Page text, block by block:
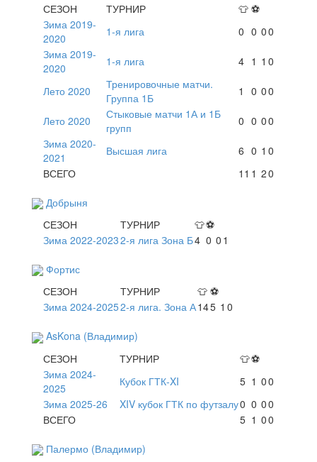
СЕЗОН
ТУРНИР 👕 ⚽
Зима 2019-
2020
1-я лига 0 0 00
Зима 2019-
2020
1-я лига 4 1 1 0
Лето 2020
Тренировочные матчи.
Группа 1Б
1 0 00
Лето 2020
Стыковые матчи 1А и 1Б
групп
0 0 00
Зима 2020-
2021
Высшая лига 6 0 1 0
ВСЕГО
11 1 20
Добрыня
СЕЗОН
ТУРНИР 👕⚽
Зима 2022-20232-я лига Зона Б4 0 0 1
Фортис
СЕЗОН
ТУРНИР 👕 ⚽
Зима 2024-20252-я лига. Зона А145 1 0
AsKona (Владимир)
СЕЗОН
ТУРНИР 👕⚽
Зима 2024-
2025
Кубок ГТК-XI 5 1 00
Зима 2025-26
XIV кубок ГТК по футзалу0 0 00
ВСЕГО
5 1 00
Палермо (Владимир)